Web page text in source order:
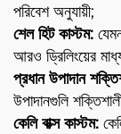
পরিবেশ অনুযায়ী;
শেল হিট কাস্টম:
আরও ড্রিলিংয়ের
প্রধান উপাদান
উপাদানগুলি
কেলি বাক্স কাস্টম: